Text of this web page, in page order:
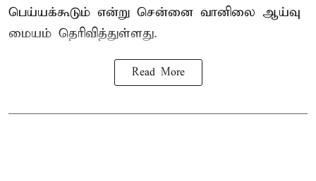
பெய்யக்கூடும் என்று சென்னை வானிலை ஆய்வு
மையம் தெரிவித்துள்ளது.
Read More